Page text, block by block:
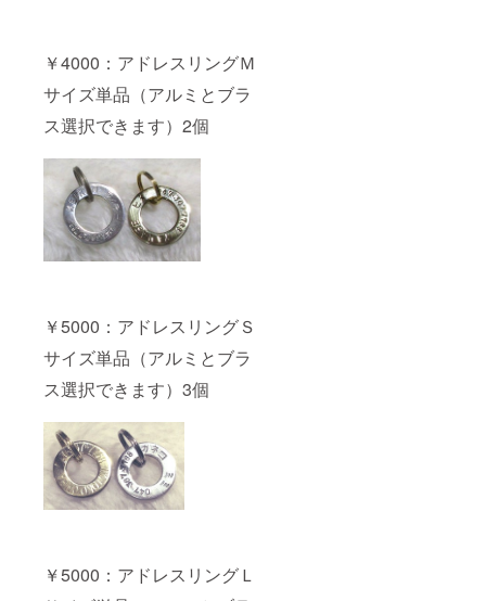
￥4000：アドレスリングＭ
サイズ単品（アルミとブラ
ス選択できます）2個
￥5000：アドレスリングＳ
サイズ単品（アルミとブラ
ス選択できます）3個
￥5000：アドレスリングＬ